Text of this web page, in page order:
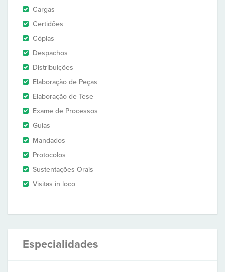
Cargas
Certidões
Cópias
Despachos
Distribuições
Elaboração de Peças
Elaboração de Tese
Exame de Processos
Guias
Mandados
Protocolos
Sustentações Orais
Visitas in loco
Especialidades